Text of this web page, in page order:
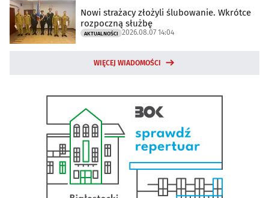
Nowi strażacy złożyli ślubowanie. Wkrótce
rozpoczną służbę
AKTUALNOŚCI 2026.08.07 14:04
WIĘCEJ WIADOMOŚCI